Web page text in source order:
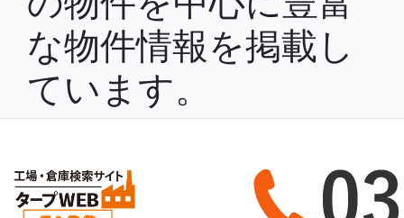
な物件情報を掲載し
ています。